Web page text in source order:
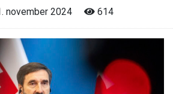
november 2024 614